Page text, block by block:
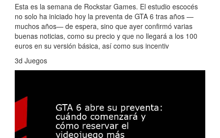
Esta es la semana de Rockstar Games. El estudio escocés
no solo ha iniciado hoy la preventa de GTA 6 tras años —
muchos años— de espera, sino que ayer confirmó varias
buenas noticias, como su precio y que no llegará a los 100
euros en su versión básica, así como sus incentiv
3d Juegos